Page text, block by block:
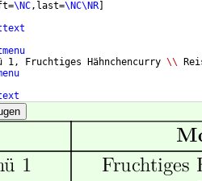
\NC,last=\NC\NR
1, Fruchtiges Hähnchencurry
\\